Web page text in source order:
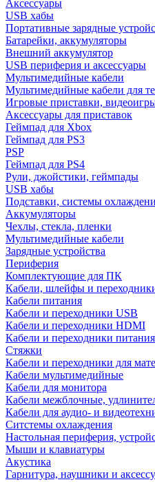
Аксессуары
USB хабы
Портативные зарядные
Батарейки, аккумуляторы
Внешний аккумулятор
USB периферия и аксессуары
Мультимедийные кабели
Мультимедийные кабели для
Игровые приставки,
Аксессуары для приставок
Геймпад для Xbox
Геймпад для PS3
PSP
Геймпад для PS4
Рули, джойстики, геймпады
USB хабы
Подставки, системы
Аккумуляторы
Чехлы, стекла, пленки
Мультимедийные кабели
Зарядные устройства
Периферия
Комплектующие для ПК
Кабели, шлейфы и
Кабели питания
Кабели и переходники USB
Кабели и переходники HDMI
Кабели и переходники
Стяжки
Кабели и переходники для
Кабели мультимедийные
Кабели для монитора
Кабели межблочные,
Кабели для аудио- и
Ситстемы охлаждения
Настольная периферия,
Мыши и клавиатуры
Акустика
Гарнитура, наушники и